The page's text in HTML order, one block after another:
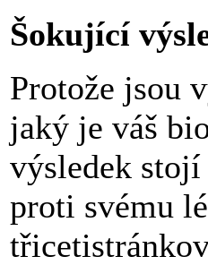
Šokující
Protože jsou
jaký je váš
výsledek stojí
proti svému